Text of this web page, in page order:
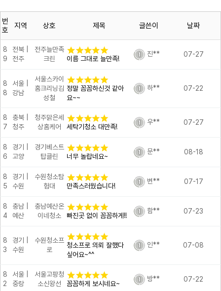
번
호
지역 상호 제목 글쓴이 날짜
8
9
전북 |
전주
전주늘만족
크린
이름 그대로 늘만족!
진** 07-27
8
8
서울 |
강남
서울스카이
홈크리닝김
성철
정말 꼼꼼하신것 같아
요~~
하** 07-22
8
7
충북 |
청주
청주맑은세
상홈케어
세탁기청소 대만족!
우** 07-27
8
6
경기 |
고양
경기베스트
탑클린
너무 놀랍네요~
문** 08-18
8
5
경기 |
수원
수원청소탐
험대
만족스러웠습니다!
변** 07-17
8
4
충남 |
예산
충남예산온
이네청소
빠진곳 없이 꼼꼼하게!!
함** 07-23
8
3
경기 |
수원
수원청소프
로
청소프로 의뢰 잘했다
싶어요~^^
인** 07-08
8
2
서울 |
중랑
서울고팡청
소신왕선
꼼꼼하게 보시네요~
방** 07-22